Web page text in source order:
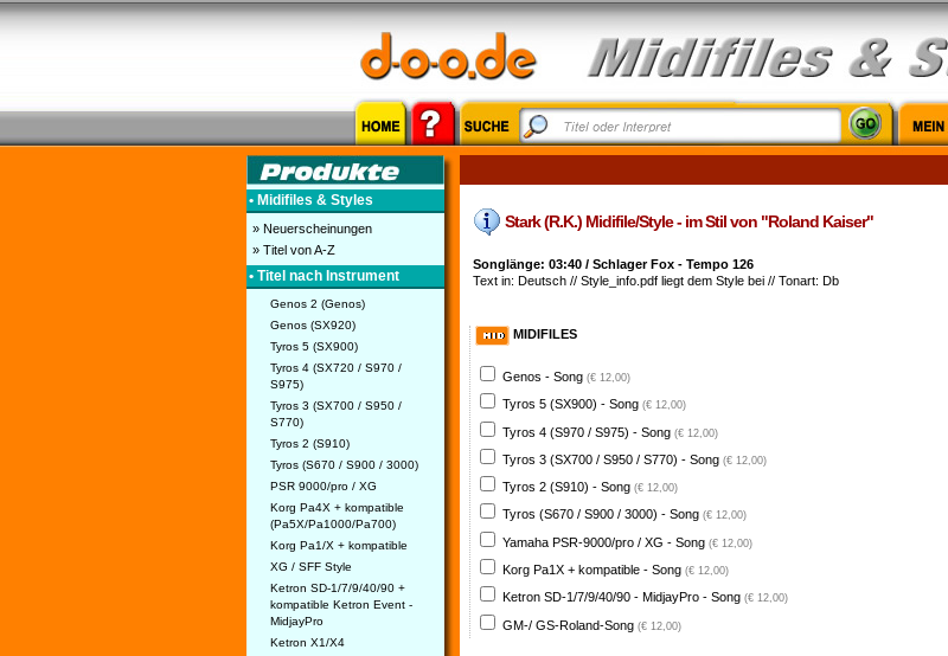
• Midifiles & Styles
» Neuerscheinungen
» Titel von A-Z
• Titel nach Instrument
Genos 2 (Genos)
Genos (SX920)
Tyros 5 (SX900)
Tyros 4 (SX720 / S970 /
S975)
Tyros 3 (SX700 / S950 /
S770)
Tyros 2 (S910)
Tyros (S670 / S900 / 3000)
PSR 9000/pro / XG
Korg Pa4X + kompatible
(Pa5X/Pa1000/Pa700)
Korg Pa1/X + kompatible
XG / SFF Style
Ketron SD-1/7/9/40/90 +
kompatible Ketron Event -
MidjayPro
Ketron X1/X4
Stark (R.K.) Midifile/Style - im Stil von "Roland Kaiser"
Songlänge: 03:40 / Schlager Fox - Tempo 126
Text in: Deutsch // Style_info.pdf liegt dem Style bei // Tonart: Db
MIDIFILES
Genos - Song (€ 12,00)
Tyros 5 (SX900) - Song (€ 12,00)
Tyros 4 (S970 / S975) - Song (€ 12,00)
Tyros 3 (SX700 / S950 / S770) - Song (€ 12,00)
Tyros 2 (S910) - Song (€ 12,00)
Tyros (S670 / S900 / 3000) - Song (€ 12,00)
Yamaha PSR-9000/pro / XG - Song (€ 12,00)
Korg Pa1X + kompatible - Song (€ 12,00)
Ketron SD-1/7/9/40/90 - MidjayPro - Song (€ 12,00)
GM-/ GS-Roland-Song (€ 12,00)